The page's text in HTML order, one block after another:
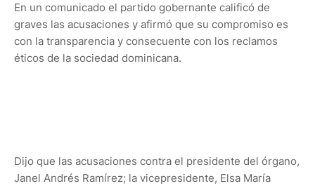
En un comunicado el partido gobernante calificó de
graves las acusaciones y afirmó que su compromiso es
con la transparencia y consecuente con los reclamos
éticos de la sociedad dominicana.
Dijo que las acusaciones contra el presidente del órgano,
Janel Andrés Ramírez; la vicepresidente, Elsa María